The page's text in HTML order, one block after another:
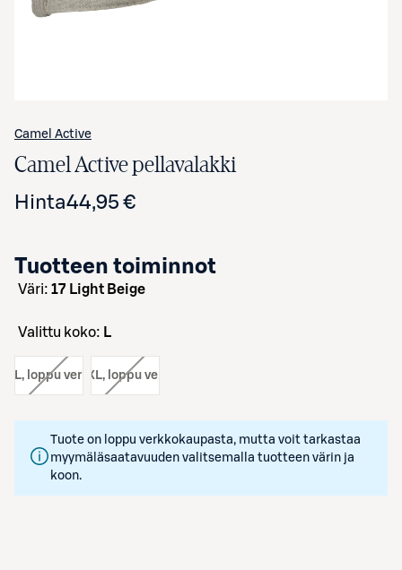
Camel Active
Camel Active pellavalakki
Hinta44,95 €
Tuotteen toiminnot
väri: 17 Light Beige
Valittu koko: L
L, loppu verkosta
koko: XL, loppu verkosta
Tuote on loppu verkkokaupasta, mutta voit tarkastaa
myymäläsaatavuuden valitsemalla tuotteen värin ja
koon.